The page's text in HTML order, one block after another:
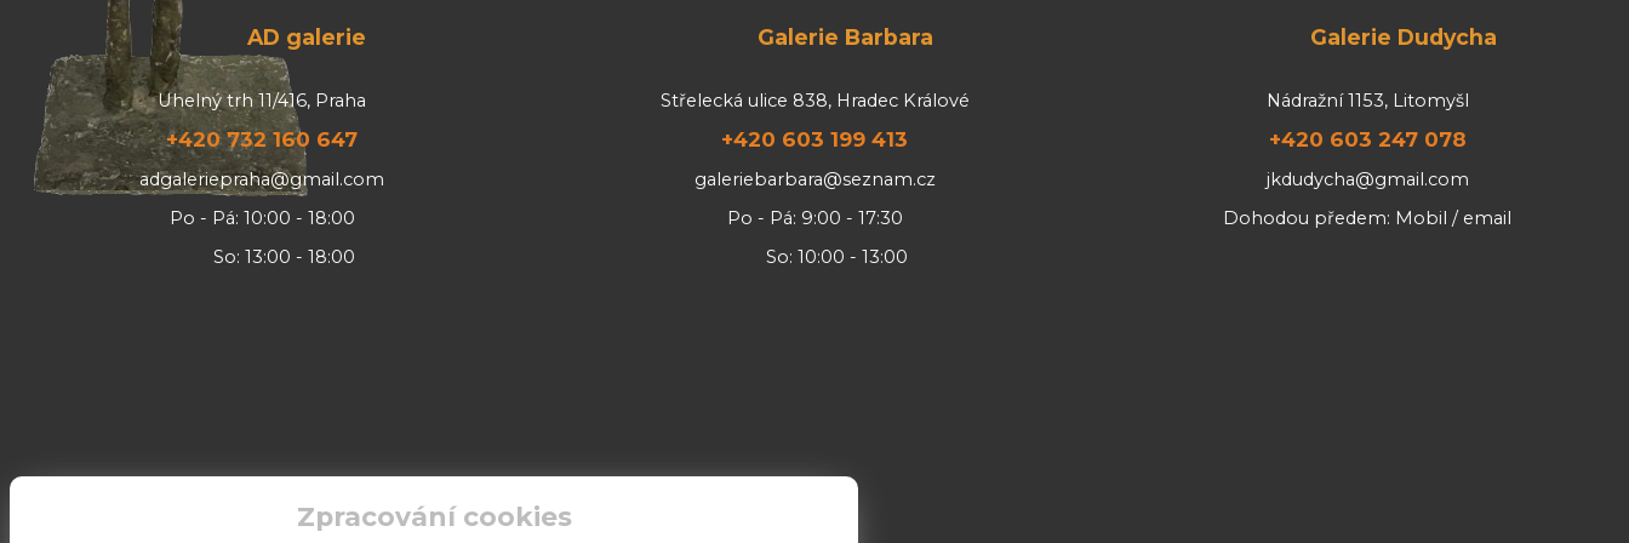
AD galerie
Uhelný trh 11/416, Praha
+420 732 160 647
adgaleriepraha@gmail.com
Po - Pá: 10:00 - 18:00
So: 13:00 - 18:00
Galerie Barbara
Střelecká ulice 838, Hradec Králové
+420 603 199 413
galeriebarbara@seznam.cz
Po - Pá: 9:00 - 17:30
So: 10:00 - 13:00
Galerie Dudycha
Nádražní 1153, Litomyšl
+420 603 247 078
jkdudycha@gmail.com
Dohodou předem: Mobil / email
Zpracování cookies